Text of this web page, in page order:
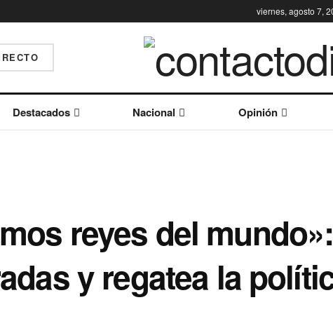
viernes, agosto 7,
Destacados Nacional Opinión
reyes del
y regatea la